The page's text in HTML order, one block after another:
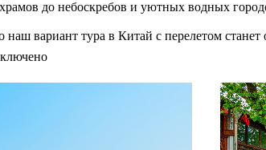
до небоскребов и уютных водных
наш вариант тура в Китай с перелетом